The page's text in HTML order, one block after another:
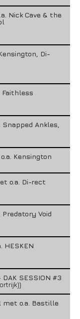
Nick Cave & the
Di-
Faithless
Ankles,
Kensington
o.a. Di-rect
Void
HESKEN
DAK SESSION #3
met o.a. Bastille